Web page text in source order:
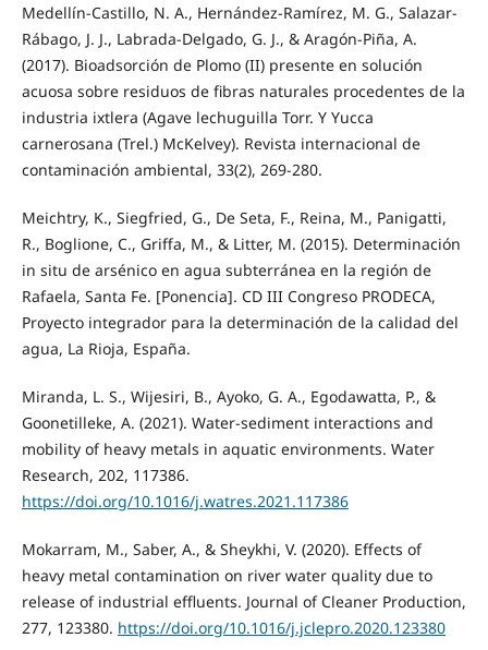
Medellín-Castillo, N. A., Hernández-Ramírez, M. G., Salazar-
Rábago, J. J., Labrada-Delgado, G. J., & Aragón-Piña, A.
(2017). Bioadsorción de Plomo (II) presente en solución
acuosa sobre residuos de fibras naturales procedentes de la
industria ixtlera (Agave lechuguilla Torr. Y Yucca
carnerosana (Trel.) McKelvey). Revista internacional de
contaminación ambiental, 33(2), 269-280.
Meichtry, K., Siegfried, G., De Seta, F., Reina, M., Panigatti,
R., Boglione, C., Griffa, M., & Litter, M. (2015). Determinación
in situ de arsénico en agua subterránea en la región de
Rafaela, Santa Fe. [Ponencia]. CD III Congreso PRODECA,
Proyecto integrador para la determinación de la calidad del
agua, La Rioja, España.
Miranda, L. S., Wijesiri, B., Ayoko, G. A., Egodawatta, P., &
Goonetilleke, A. (2021). Water-sediment interactions and
mobility of heavy metals in aquatic environments. Water
Research, 202, 117386.
https://doi.org/10.1016/j.watres.2021.117386
Mokarram, M., Saber, A., & Sheykhi, V. (2020). Effects of
heavy metal contamination on river water quality due to
release of industrial effluents. Journal of Cleaner Production,
277, 123380. https://doi.org/10.1016/j.jclepro.2020.123380